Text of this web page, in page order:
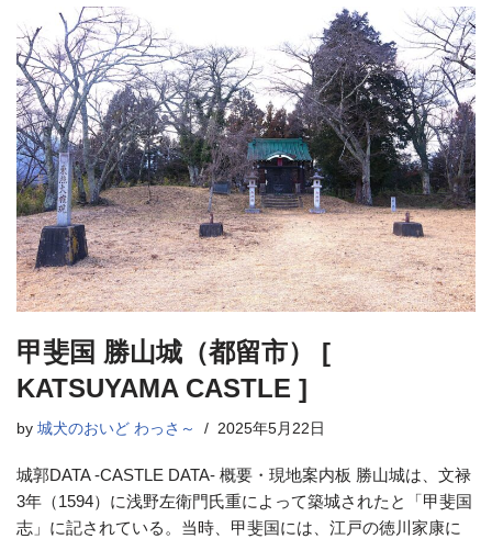
甲斐国 勝山城（都留市） [
KATSUYAMA CASTLE ]
by 城犬のおいど わっさ～ 2025年5月22日
城郭DATA -CASTLE DATA- 概要・現地案内板 勝山城は、文禄
3年（1594）に浅野左衛門氏重によって築城されたと「甲斐国
志」に記されている。当時、甲斐国には、江戸の徳川家康に